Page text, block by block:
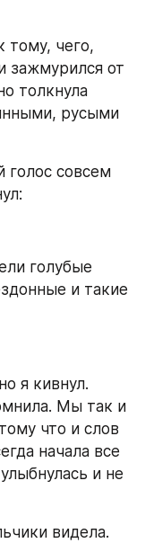
тому, чего,
зажмурился от
толкнула
русыми
голос совсем
голубые
и такие
я кивнул.
Мы так и
что и слов
начала все
и не
видела.